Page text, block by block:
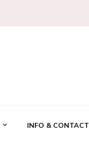
INFO & CONTACT